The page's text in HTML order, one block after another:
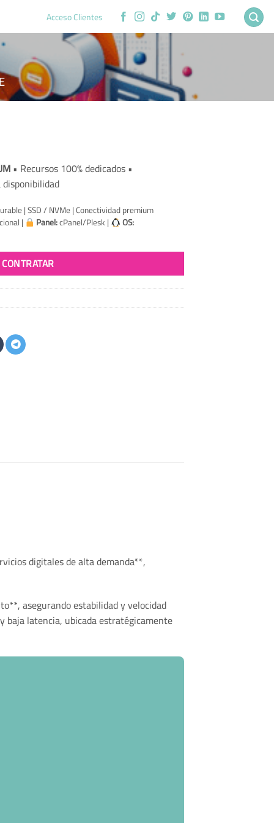
Acceso Clientes
• Recursos 100% dedicados •
| SSD / NVMe | Conectividad premium
| Panel:cPanel/Plesk | OS:
CONTRATAR
digitales de alta demanda**,
asegurando estabilidad y velocidad
baja latencia, ubicada estratégicamente